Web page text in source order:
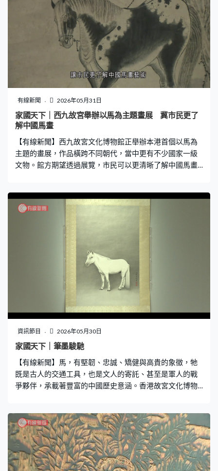
館。 白小姐：「我覺得會比起展覽或者只是自己看更加印
象深刻，因為始終你曾經是參與過在這個故事中，你自己
就設身處地與角色對話或者收集證據的時候，就會更加去
投入了解這些歷史。」 劇場故事以大約20世紀初的歷史背
景改編，活動創辦人Terry認為在古蹟實景舉辦互動劇場相
比舞台式的搭景，能夠令參加者更沉浸地了解當時的歷史
背景。遊子劇團創意總監林承禧：「我們其實挺喜歡在一
些實景的環境做一些互動的劇場，特別是我們頗喜歡在一
些古蹟或者稱為法定古蹟中做一些沉浸式劇場，原因就是
很多時候你在舞台感受到的，即是我們可能會有一些豐富
的搭景，但也和你在實景真的親身感受那個地方的背景、
山的甘棠第法定古蹟，項目以綜合古典風
有線新聞 2026年05月31日
家國天下｜西九故宮舉辦以馬為主題畫展 冀市民更了
解中國馬畫
【有線新聞】西九故宮文化博物館正舉辦本港首個以馬為
主題的畫展，作品橫跨不同朝代，當中更有不少國家一級
文物。館方期望透過展覽，市民可以更清晰了解中國馬畫
多積極向上的意象，譬如矯健、忠誠、奮發向上、力量等
等的這些因素，所以在中國歷代的藝術作品當中，它呈現
的也是非常多的。」 在香港故宮文化博物館的這個展覽，
正展出由元代至20世紀的馬畫珍品。這幅《弘曆挾矢圖》
高近2.6米，融合了歐洲和中國畫家的元素創作，是展覽其
中一件重點展品。香港故宮文化博物館副研究員蔣方亭：
「因為我們可以看到這個畫中，馬和人物它其實是用偏向
於歐洲的、非常寫實的技法繪畫的，那它的畫家就應該是
郎世寧。而山水背景確實有當時供職於宮廷的中國畫家畫
的，所以說，這幅畫就很好的體現了歐洲和中國畫家的一
設色濃麗沉厚，描繪外國使臣向中國皇帝進貢名馬的場
景。蔣方亭：「因為在元代的時候，畫家可能不一定親眼
見到拂朗國獻馬的場景，所以說他在描述這件事情的時候
是融入了自己的藝術想像的。」 這幅《昭君出
資訊節目 2026年05月30日
家國天下｜筆墨駿馳
【有線新聞】馬，有堅韌、忠誠、矯健與高貴的象徵，牠
既是古人的交通工具，也是文人的寄託、甚至是軍人的戰
爭夥伴，承載著豐富的中國歷史意涵。香港故宮文化博物
有四期，每個展期歷時約三個月。第一期呈現了宮廷、邊
疆、山水園林及中西藝術互動四個單元，讓市民一窺歷代
畫家筆下馬的神采。 本集第二節訪問港區全國人大代表兼
立法會議員朱立威，談談遊艇經濟在本港的現況和未來，
以及如何更好融入和服務國家發展大局。